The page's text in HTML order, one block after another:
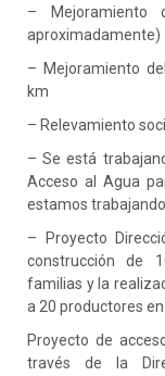
–
aproximadamente)
– Mejoramiento
km
– Relevamiento
– Se está
Acceso al Agua
estamos
– Proyecto
construcción de
familias y la
a 20 productores en
Proyecto de
través de la